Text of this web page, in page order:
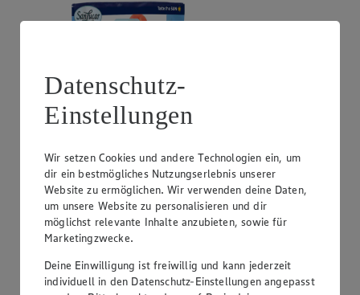
Angebot:Zespri Kiwi Gold „Jumbo“
1.00
Festpreis von 1.00€
aus Neuseeland, Kl. I, Stück
Datenschutz-
Einstellungen
Wir setzen Cookies und andere Technologien ein, um
dir ein bestmögliches Nutzungserlebnis unserer
Website zu ermöglichen. Wir verwenden deine Daten,
um unsere Website zu personalisieren und dir
möglichst relevante Inhalte anzubieten, sowie für
Marketingzwecke.
Deine Einwilligung ist freiwillig und kann jederzeit
individuell in den Datenschutz-Einstellungen angepasst